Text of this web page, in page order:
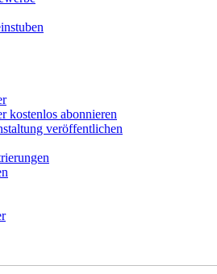
kostenlos abonnieren
veröffentlichen